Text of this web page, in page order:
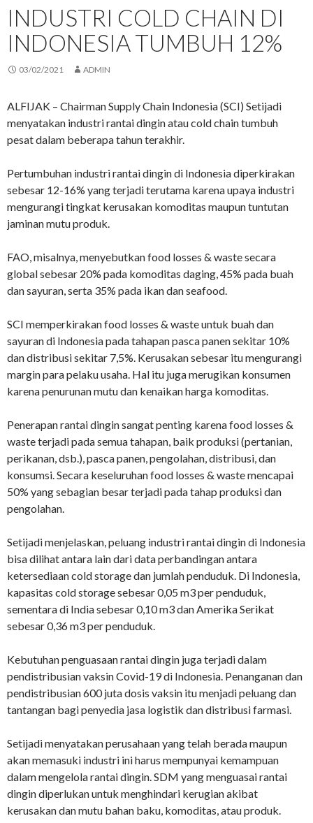
INDUSTRI COLD CHAIN DI
INDONESIA TUMBUH 12%
03/02/2021 ADMIN
ALFIJAK – Chairman Supply Chain Indonesia (SCI) Setijadi
menyatakan industri rantai dingin atau cold chain tumbuh
pesat dalam beberapa tahun terakhir.
Pertumbuhan industri rantai dingin di Indonesia diperkirakan
sebesar 12-16% yang terjadi terutama karena upaya industri
mengurangi tingkat kerusakan komoditas maupun tuntutan
jaminan mutu produk.
FAO, misalnya, menyebutkan food losses & waste secara
global sebesar 20% pada komoditas daging, 45% pada buah
dan sayuran, serta 35% pada ikan dan seafood.
SCI memperkirakan food losses & waste untuk buah dan
sayuran di Indonesia pada tahapan pasca panen sekitar 10%
dan distribusi sekitar 7,5%. Kerusakan sebesar itu mengurangi
margin para pelaku usaha. Hal itu juga merugikan konsumen
karena penurunan mutu dan kenaikan harga komoditas.
Penerapan rantai dingin sangat penting karena food losses &
waste terjadi pada semua tahapan, baik produksi (pertanian,
perikanan, dsb.), pasca panen, pengolahan, distribusi, dan
konsumsi. Secara keseluruhan food losses & waste mencapai
50% yang sebagian besar terjadi pada tahap produksi dan
pengolahan.
Setijadi menjelaskan, peluang industri rantai dingin di Indonesia
bisa dilihat antara lain dari data perbandingan antara
ketersediaan cold storage dan jumlah penduduk. Di Indonesia,
kapasitas cold storage sebesar 0,05 m3 per penduduk,
sementara di India sebesar 0,10 m3 dan Amerika Serikat
sebesar 0,36 m3 per penduduk.
Kebutuhan penguasaan rantai dingin juga terjadi dalam
pendistribusian vaksin Covid-19 di Indonesia. Penanganan dan
pendistribusian 600 juta dosis vaksin itu menjadi peluang dan
tantangan bagi penyedia jasa logistik dan distribusi farmasi.
Setijadi menyatakan perusahaan yang telah berada maupun
akan memasuki industri ini harus mempunyai kemampuan
dalam mengelola rantai dingin. SDM yang menguasai rantai
dingin diperlukan untuk menghindari kerugian akibat
kerusakan dan mutu bahan baku, komoditas, atau produk.